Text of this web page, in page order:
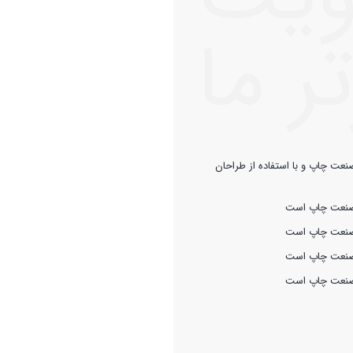
چاپ و با استفاده از طراحان
صنعت چاپ است
صنعت چاپ است
صنعت چاپ است
صنعت چاپ است